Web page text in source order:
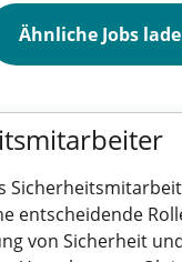
Ähnliche Jobs
entscheidende
von Sicherheit